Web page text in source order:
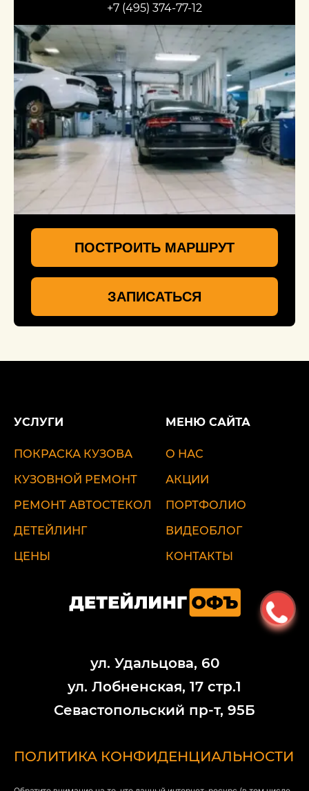
+7 (495) 374-77-12
ПОСТРОИТЬ МАРШРУТ
ЗАПИСАТЬСЯ
УСЛУГИ
ПОКРАСКА КУЗОВА
КУЗОВНОЙ РЕМОНТ
РЕМОНТ АВТОСТЕКОЛ
ДЕТЕЙЛИНГ
ЦЕНЫ
МЕНЮ САЙТА
О НАС
АКЦИИ
ПОРТФОЛИО
ВИДЕОБЛОГ
КОНТАКТЫ
ул. Удальцова, 60
ул. Лобненская, 17 стр.1
Севастопольский пр-т, 95Б
ПОЛИТИКА КОНФИДЕНЦИАЛЬНОСТИ